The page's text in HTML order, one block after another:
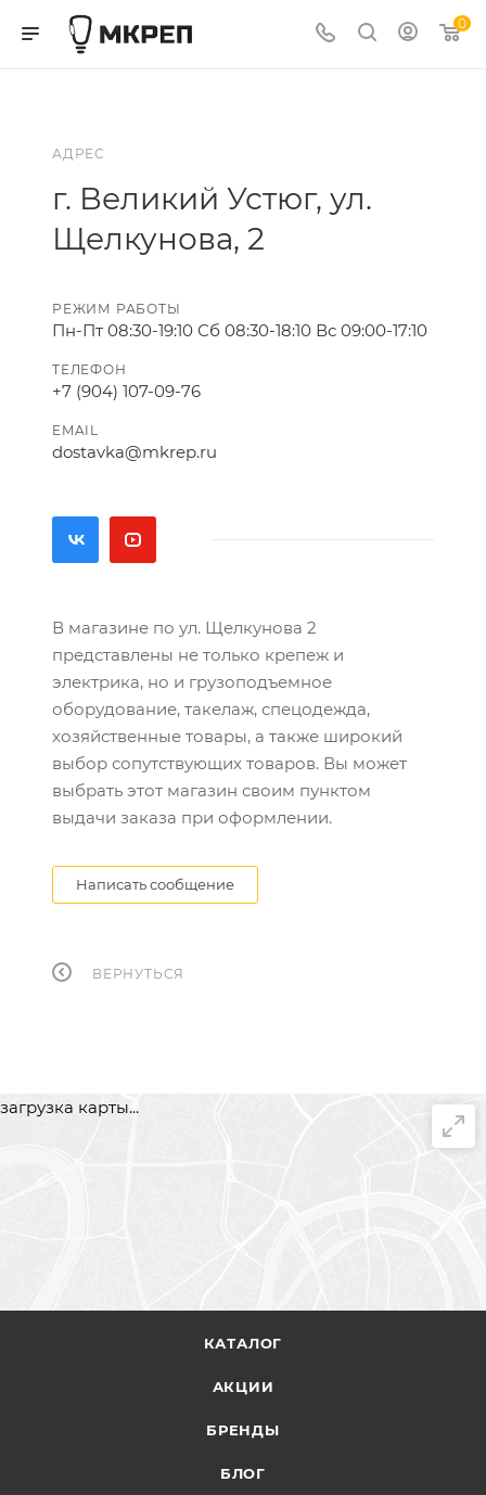
0
АДРЕС
г. Великий Устюг, ул.
Щелкунова, 2
РЕЖИМ РАБОТЫ
Пн-Пт 08:30-19:10 Сб 08:30-18:10 Вс 09:00-17:10
ТЕЛЕФОН
+7 (904) 107-09-76
EMAIL
dostavka@mkrep.ru
В магазине по ул. Щелкунова 2
представлены не только крепеж и
электрика, но и грузоподъемное
оборудование, такелаж, спецодежда,
хозяйственные товары, а также широкий
выбор сопутствующих товаров. Вы может
выбрать этот магазин своим пунктом
выдачи заказа при оформлении.
Написать сообщение
ВЕРНУТЬСЯ
загрузка карты...
КАТАЛОГ
АКЦИИ
БРЕНДЫ
БЛОГ